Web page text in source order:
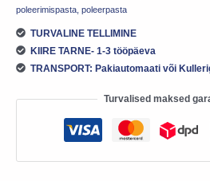
poleerimispasta poleerpasta
TURVALINE TELLIMINE
KIIRE TARNE- 1-3 tööpäeva
TRANSPORT: Pakiautomaati või
Turvalised maksed